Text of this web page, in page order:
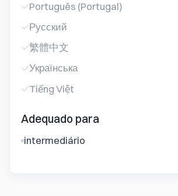
Português (Portugal)
Русский
繁體中文
Українська
Tiếng Việt
Adequado para
intermediário